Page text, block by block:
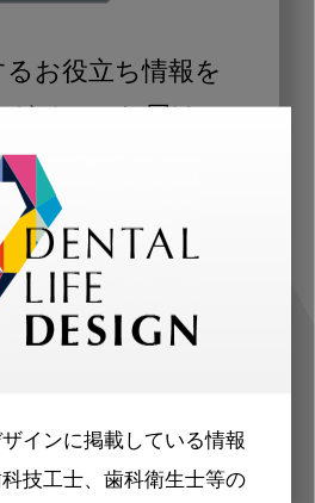
インに掲載している情報
技工士、歯科衛生士等の
お役立ち情報を
た職種（歯科医師、歯
技工士）に合わせた内
ジンをお届けします。